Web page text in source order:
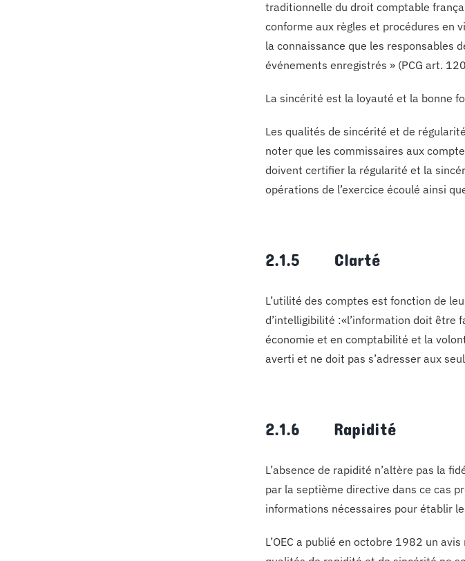
traditionnelle du droit comptable
conforme aux règles et procédures en
la connaissance que les responsables
événements enregistrés » (PCG art.
La sincérité est la loyauté et la bonne
Les qualités de sincérité et de
noter que les commissaires aux
doivent certifier la régularité et la
opérations de l’exercice écoulé ainsi
2.1.5 Clarté
L’utilité des comptes est fonction de
d’intelligibilité :«l’information doit être
économie et en comptabilité et la
averti et ne doit pas s’adresser aux
2.1.6 Rapidité
L’absence de rapidité n’altère pas la
par la septième directive dans ce cas
informations nécessaires pour établir
L’OEC a publié en octobre 1982 un